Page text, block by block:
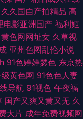
豆花导航福利 欧美干逼
AV理论电影 深夜影院操
热 精品日韩不卡 日韩肏
区 91人人爱 狠狠撸日日
91视频国语免费 国产精
久久国自产拍精品 高
电影亚洲国产 福利姬
黄色网网址女 久草视
亚州色图乱伦小说
91色婷婷瑟色 东京热
黄色网 91色色人妻
导航 91视色 午夜福
国产又爽又黄又无 久
大片 成年免费视频网